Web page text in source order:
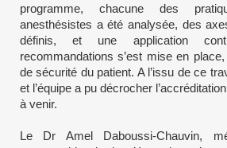
programme, chacune des
anesthésistes a été analysée, des
définis, et une application
recommandations s’est mise en
de sécurité du patient. A l’issu de ce
et l’équipe a pu décrocher
à venir.
Le Dr Amel Daboussi-Chauvin,